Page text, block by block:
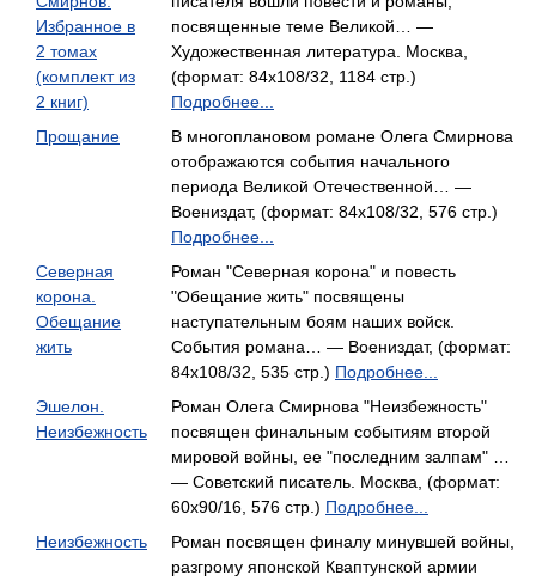
Избранное в
2 томах
(комплект из
2 книг)
посвященные теме Великой… —
Художественная литература. Москва,
(формат: 84x108/32, 1184 стр.)
Подробнее...
Прощание
В многоплановом романе Олега Смирнова
отображаются события начального
периода Великой Отечественной… —
Воениздат, (формат: 84x108/32, 576 стр.)
Подробнее...
Северная
корона.
Обещание
жить
Роман "Северная корона" и повесть
"Обещание жить" посвящены
наступательным боям наших войск.
События романа… — Воениздат, (формат:
84x108/32, 535 стр.) Подробнее...
Эшелон.
Неизбежность
Роман Олега Смирнова "Неизбежность"
посвящен финальным событиям второй
мировой войны, ее "последним залпам" …
— Советский писатель. Москва, (формат:
60x90/16, 576 стр.) Подробнее...
Неизбежность
Роман посвящен финалу минувшей войны,
разгрому японской Кваптунской армии